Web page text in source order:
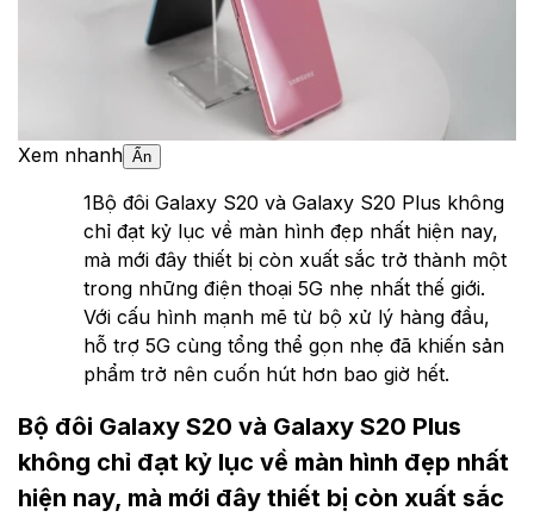
Xem nhanh Ẩn
1Bộ đôi Galaxy S20 và Galaxy S20 Plus không
chỉ đạt kỷ lục về màn hình đẹp nhất hiện nay,
mà mới đây thiết bị còn xuất sắc trở thành một
trong những điện thoại 5G nhẹ nhất thế giới.
Với cấu hình mạnh mẽ từ bộ xử lý hàng đầu,
hỗ trợ 5G cùng tổng thể gọn nhẹ đã khiến sản
phẩm trở nên cuốn hút hơn bao giờ hết.
Bộ đôi Galaxy S20 và Galaxy S20 Plus
không chỉ đạt kỷ lục về màn hình đẹp nhất
hiện nay, mà mới đây thiết bị còn xuất sắc